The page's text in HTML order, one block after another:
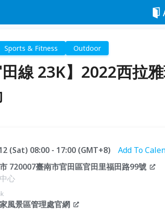
Sports & Fitness Outdoor
田線 23K】2022西拉
(Sat) 08:00 - 17:00 (GMT+8)
Add To
720007臺南市官田區官田里福田路99號
心
風景區管理處官網